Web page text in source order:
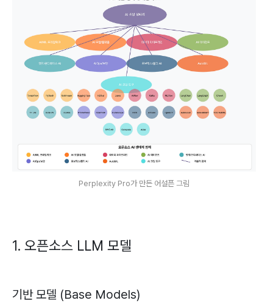
Perplexity Pro가 만든 어설픈 그림
1. 오픈소스 LLM 모델
기반 모델 (Base Models)